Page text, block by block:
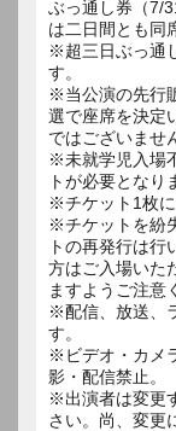
ぶっ通し券（7/
は二日間とも同
※超三日ぶっ通
す。
※当公演の先行
選で座席を決定
ではございませ
※未就学児入場
トが必要となり
※チケット1枚に
※チケットを紛
トの再発行は
方はご入場いた
ますようご注意
※配信、放送、
す。
※ビデオ・カメ
影・配信禁止。
※出演者は変更
さい。尚、変更